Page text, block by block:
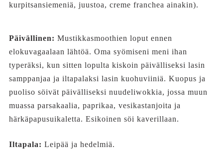
kurpitsansiemeniä, juustoa, creme franchea ainakin).
Päivällinen: Mustikkasmoothien loput ennen
elokuvagaalaan lähtöä. Oma syömiseni meni ihan
typeräksi, kun sitten lopulta kiskoin päivälliseksi lasin
samppanjaa ja iltapalaksi lasin kuohuviiniä. Kuopus ja
puoliso söivät päivälliseksi nuudeliwokkia, jossa muun
muassa parsakaalia, paprikaa, vesikastanjoita ja
härkäpapusuikaletta. Esikoinen söi kaverillaan.
Iltapala: Leipää ja hedelmiä.